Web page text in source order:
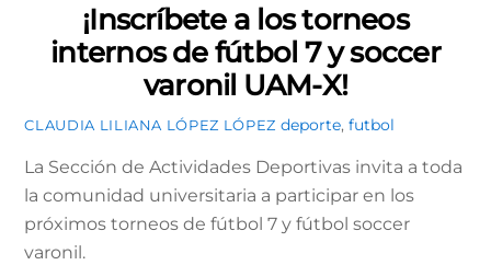
¡Inscríbete a los torneos
internos de fútbol 7 y soccer
varonil UAM-X!
CLAUDIA LILIANA LÓPEZ LÓPEZ deporte, futbol
La Sección de Actividades Deportivas invita a toda
la comunidad universitaria a participar en los
próximos torneos de fútbol 7 y fútbol soccer
varonil.